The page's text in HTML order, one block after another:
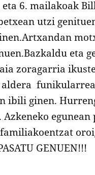
eta 6. mailakoak
utzi
eta
zoragarria
ibili ginen.
GENUEN!!!